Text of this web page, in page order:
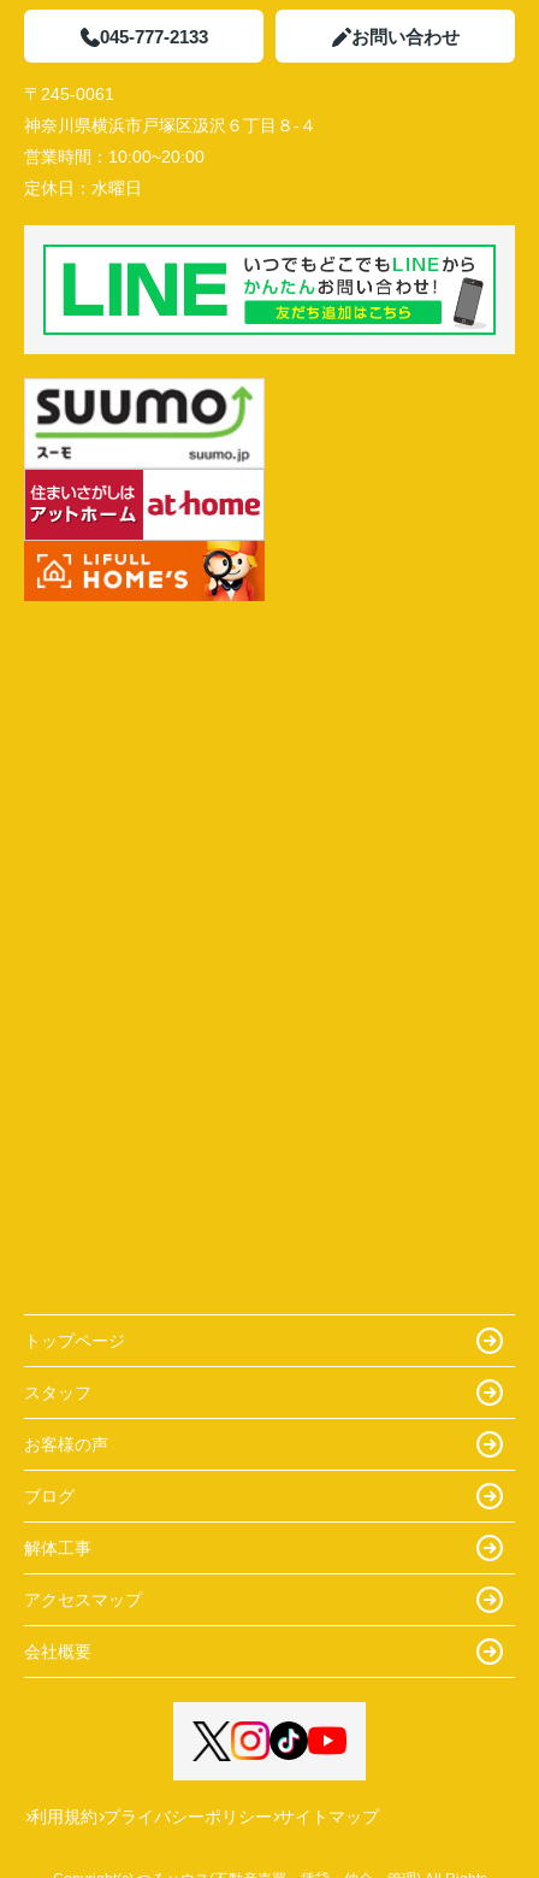
045-777-2133 お問い合わせ
〒245-0061
神奈川県横浜市戸塚区汲沢６丁目８-４
営業時間： 10:00~20:00
定休日： 水曜日
トップページ
スタッフ
お客様の声
ブログ
解体工事
アクセスマップ
会社概要
利用規約 プライバシーポリシー サイトマップ